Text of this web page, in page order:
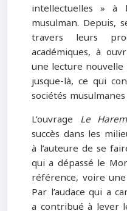
intellectuelles » à
musulman. Depuis,
travers leurs
académiques, à
une lecture
jusque-là, ce qui
sociétés
L’ouvrage Le
succès dans les
à l’auteure de se
qui a dépassé le
référence, voire
Par l’audace qui a
a contribué à lever